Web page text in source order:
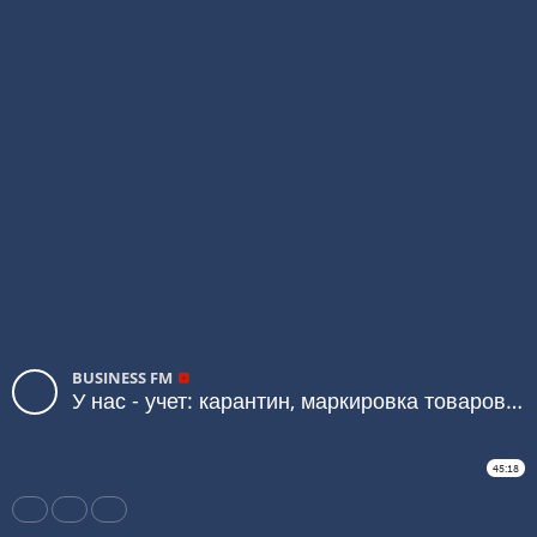
BUSINESS FM
У нас - учет: карантин, маркировка товаров, вакцинация
45:18
Share